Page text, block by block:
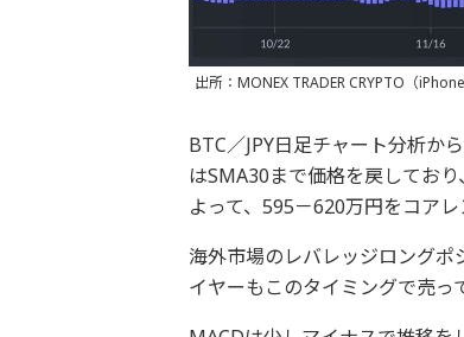
出所：MONEX TRADER CRYPTO（iPhone
BTC／JPY日足チャート分析か
はSMA30まで価格を戻してお
よって、595－620万円をコア
海外市場のレバレッジロングポ
イヤーもこのタイミングで売っ